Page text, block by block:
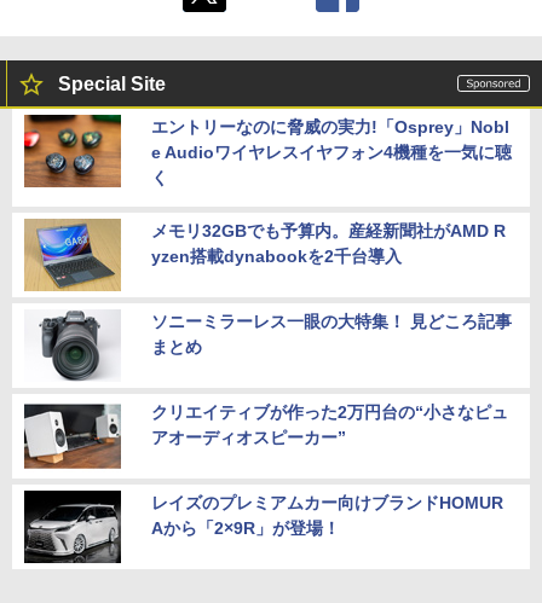
Special Site
エントリーなのに脅威の実力!「Osprey」Nobl
e Audioワイヤレスイヤフォン4機種を一気に聴
く
メモリ32GBでも予算内。産経新聞社がAMD R
yzen搭載dynabookを2千台導入
ソニーミラーレス一眼の大特集！ 見どころ記事
まとめ
クリエイティブが作った2万円台の“小さなピュ
アオーディオスピーカー”
レイズのプレミアムカー向けブランドHOMUR
Aから「2×9R」が登場！